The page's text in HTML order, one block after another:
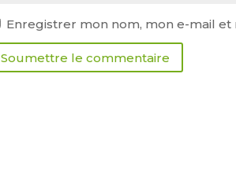
Enregistrer mon nom, mon e-mail
Soumettre le commentaire